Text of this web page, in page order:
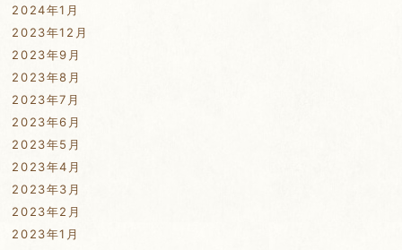
2024年1月
2023年12月
2023年9月
2023年8月
2023年7月
2023年6月
2023年5月
2023年4月
2023年3月
2023年2月
2023年1月